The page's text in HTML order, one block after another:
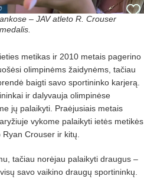
– JAV atleto R. Crouser
metikas ir 2010 metais pagerino
olimpinėms žaidynėms, tačiau
baigti savo sportininko karjerą.
ir dalyvauja olimpinėse
jų palaikyti. Praėjusiais metais
vykome palaikyti ietės metikės
Crouser ir kitų.
tačiau norėjau palaikyti draugus –
savo vaikino draugų sportininkų.